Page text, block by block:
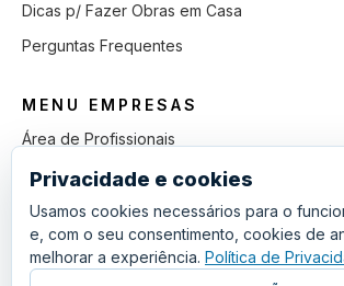
Dicas p/ Fazer Obras em Casa
Perguntas Frequentes
MENU EMPRESAS
Área de Profissionais
Como Funciona
Lista de Pedidos em Aberto
Como Ganhar mais Obras
Perguntas Frequentes
Privacidade e cookies
Usamos cookies necessários para o
e, com o seu consentimento, cookies de
melhorar a experiência. Política de